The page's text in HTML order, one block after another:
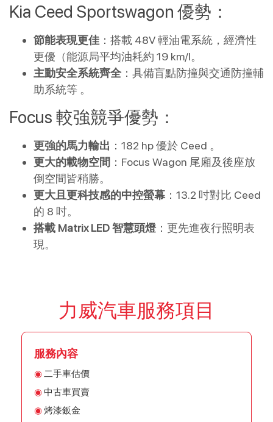
Kia Ceed Sportswagon 優勢：
節能表現更佳 ：搭載 48V 輕油電系統，經濟性
更優（能源局平均油耗約 19 km/l。
主動安全系統齊全：具備盲點防撞與交通防撞輔
助系統等 。
Focus 較強競爭優勢：
更強的馬力輸出 ：182 hp 優於 Ceed 。
更大的載物空間 ：Focus Wagon 尾廂及後座放
倒空間皆稍勝。
更大且更科技感的中控螢幕 ：13.2 吋對比 Ceed
的 8 吋。
搭載 Matrix LED 智慧頭燈：更先進夜行照明表
現。
力威汽車服務項目
服務內容
二手車估價
中古車買賣
烤漆鈑金